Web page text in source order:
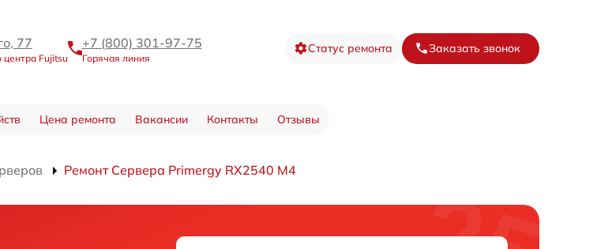
77
центра Fujitsu
+7 (800) 301-97-75
Горячая линия
Статус ремонта Заказать звонок
Цена ремонта Вакансии Контакты Отзывы
Ремонт Сервера Primergy RX2540 M4